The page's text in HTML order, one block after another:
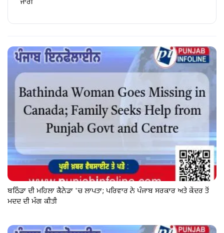
ਜਾਰੀ
ਬਠਿੰਡਾ ਦੀ ਮਹਿਲਾ ਕੈਨੇਡਾ 'ਚ ਲਾਪਤਾ; ਪਰਿਵਾਰ ਨੇ ਪੰਜਾਬ ਸਰਕਾਰ ਅਤੇ ਕੇਂਦਰ ਤੋਂ
ਮਦਦ ਦੀ ਮੰਗ ਕੀਤੀ